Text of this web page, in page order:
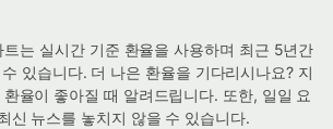
는 실시간 기준 환율을 사용하며 최근 5년간
있습니다. 더 나은 환율을 기다리시나요? 지
율이 좋아질 때 알려드립니다. 또한, 일일 요
신 뉴스를 놓치지 않을 수 있습니다.